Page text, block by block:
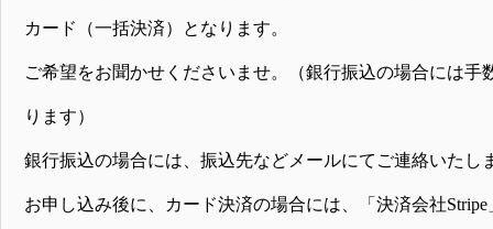
カード（一括決済）となります。
ご希望をお聞かせくださいませ。（銀行振込の場合には手
ります）
銀行振込の場合には、振込先などメールにてご連絡いたし
お申し込み後に、カード決済の場合には、「決済会社